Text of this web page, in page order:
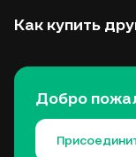
Как купить
Добро